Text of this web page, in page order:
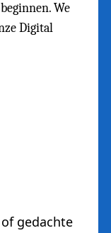
We
Digital
gedachte